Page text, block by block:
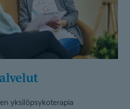
yksilöpsykoterapia